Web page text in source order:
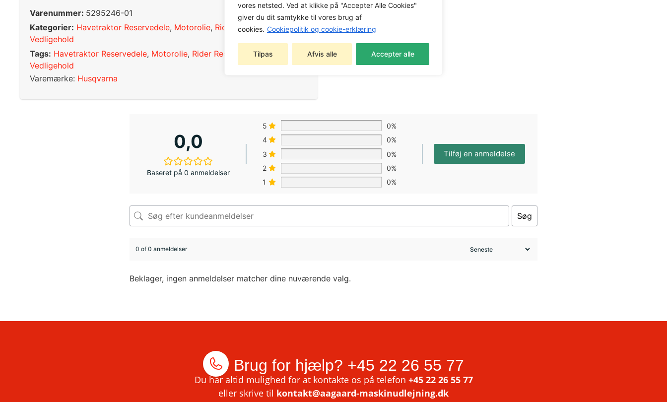
vores netsted. Ved at klikke på "Accepter Alle Cookies"
giver du dit samtykke til vores brug af
cookies. Cookiepolitik og cookie-erklæring
Tilpas Afvis alle Accepter alle
Varenummer: 5295246-01
Kategorier: Havetraktor Reservedele, Motorolie, Rider Reservedele,
Vedligehold
Tags: Havetraktor Reservedele, Motorolie, Rider Reservedele,
Vedligehold
Varemærke: Husqvarna
0,0
Baseret på 0 anmeldelser
5
0%
4
0%
3
0%
2
0%
1
0%
Tilføj en anmeldelse
Søg
0 of 0 anmeldelser
Beklager, ingen anmeldelser matcher dine nuværende valg.
Brug for hjælp? +45 22 26 55 77
Du har altid mulighed for at kontakte os på telefon +45 22 26 55 77
eller skrive til kontakt@aagaard-maskinudlejning.dk